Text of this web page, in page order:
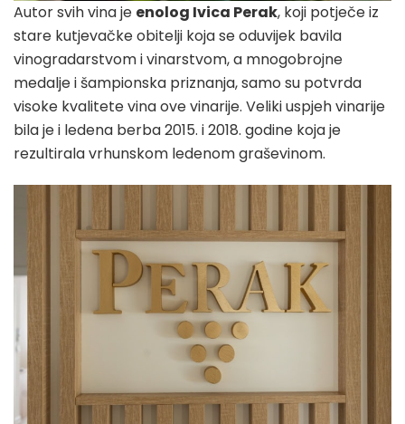
Autor svih vina je enolog Ivica Perak, koji potječe iz
stare kutjevačke obitelji koja se oduvijek bavila
vinogradarstvom i vinarstvom, a mnogobrojne
medalje i šampionska priznanja, samo su potvrda
visoke kvalitete vina ove vinarije. Veliki uspjeh vinarije
bila je i ledena berba 2015. i 2018. godine koja je
rezultirala vrhunskom ledenom graševinom.